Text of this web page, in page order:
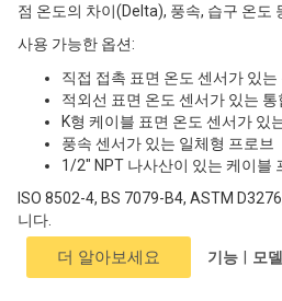
점 온도의 차이(Delta), 풍속, 습구 온도
사용 가능한 옵션:
직접 접촉 표면 온도 센서가 있는
적외선 표면 온도 센서가 있는 통
K형 케이블 표면 온도 센서가 있
풍속 센서가 있는 일체형 프로브
1/2" NPT 나사산이 있는 케이블
ISO 8502-4, BS 7079-B4, ASTM
니다.
더 알아보세요 기능 모델